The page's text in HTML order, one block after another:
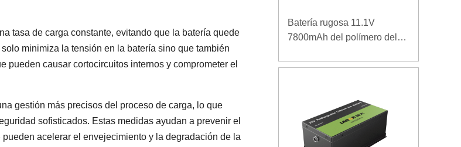
tasa de carga constante, evitando que la batería quede
minimiza la tensión en la batería sino que también
pueden causar cortocircuitos internos y comprometer el
gestión más precisos del proceso de carga, lo que
sofisticados. Estas medidas ayudan a prevenir el
acelerar el envejecimiento y la degradación de la
Batería rugosa 11.1V
7800mAh del polímero del
densidad de alta energía de